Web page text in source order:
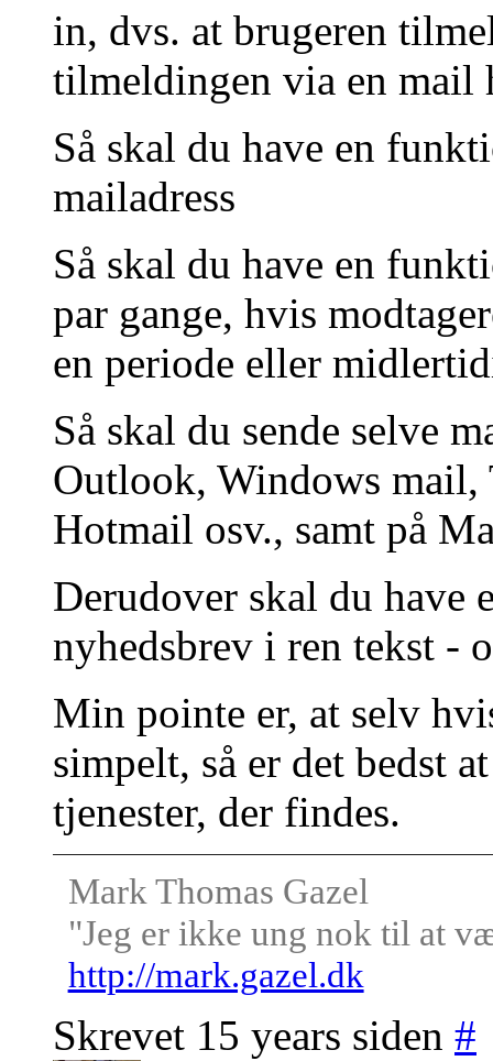
in, dvs. at brugeren
tilmeldingen via en mail
Så skal du have en
mailadress
Så skal du have en
par gange, hvis
en periode eller
Så skal du sende selve
Outlook, Windows
Hotmail osv., samt på
Derudover skal du
nyhedsbrev i ren tekst -
Min pointe er, at selv
simpelt, så er det bedst
tjenester, der findes.
Mark Thomas Gazel
"Jeg er ikke ung nok til at
http://mark.gazel.dk
Skrevet 15 years siden #